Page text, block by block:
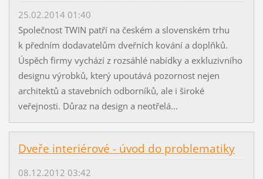
25.02.2014 01:40
Společnost TWIN patří na českém a slovenském trhu
k předním dodavatelům dveřních kování a doplňků.
Úspěch firmy vychází z rozsáhlé nabídky a exkluzivního
designu výrobků, který upoutává pozornost nejen
architektů a stavebních odborníků, ale i široké
veřejnosti. Důraz na design a neotřelá...
Dveře interiérové - úvod do problematiky
08.12.2012 03:42